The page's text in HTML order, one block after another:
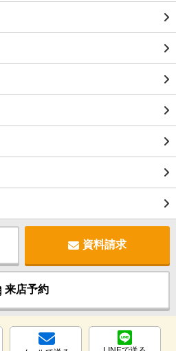
資料請求
来店予約